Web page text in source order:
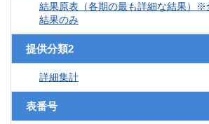
結果原表（各期の最も詳細な結果）※
結果のみ
提供分類2
詳細集計
表番号